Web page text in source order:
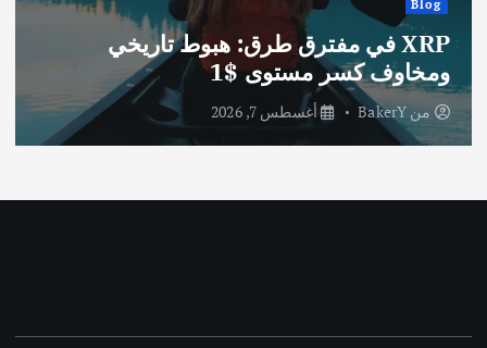
Blog
XRP في مفترق طرق: هبوط تاريخي
ومخاوف كسر مستوى $1
منBakerY أغسطس 7, 2026